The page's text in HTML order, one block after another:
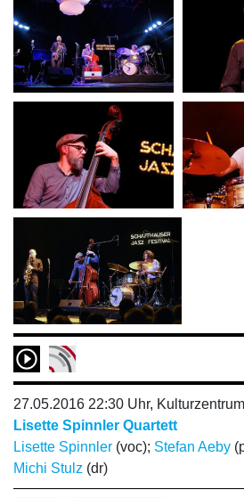
27.05.2016 22:30 Uhr,
Lisette Spinnler Quartett
Lisette Spinnler (voc); Stefan Aeby
Michi Stulz (dr)